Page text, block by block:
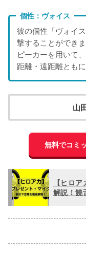
個性：ヴォイス
彼の個性「ヴォイ
撃することができ
ピーカーを用いて
距離・遠距離とも
山
無料でコミ
【ヒロ
解説！饒